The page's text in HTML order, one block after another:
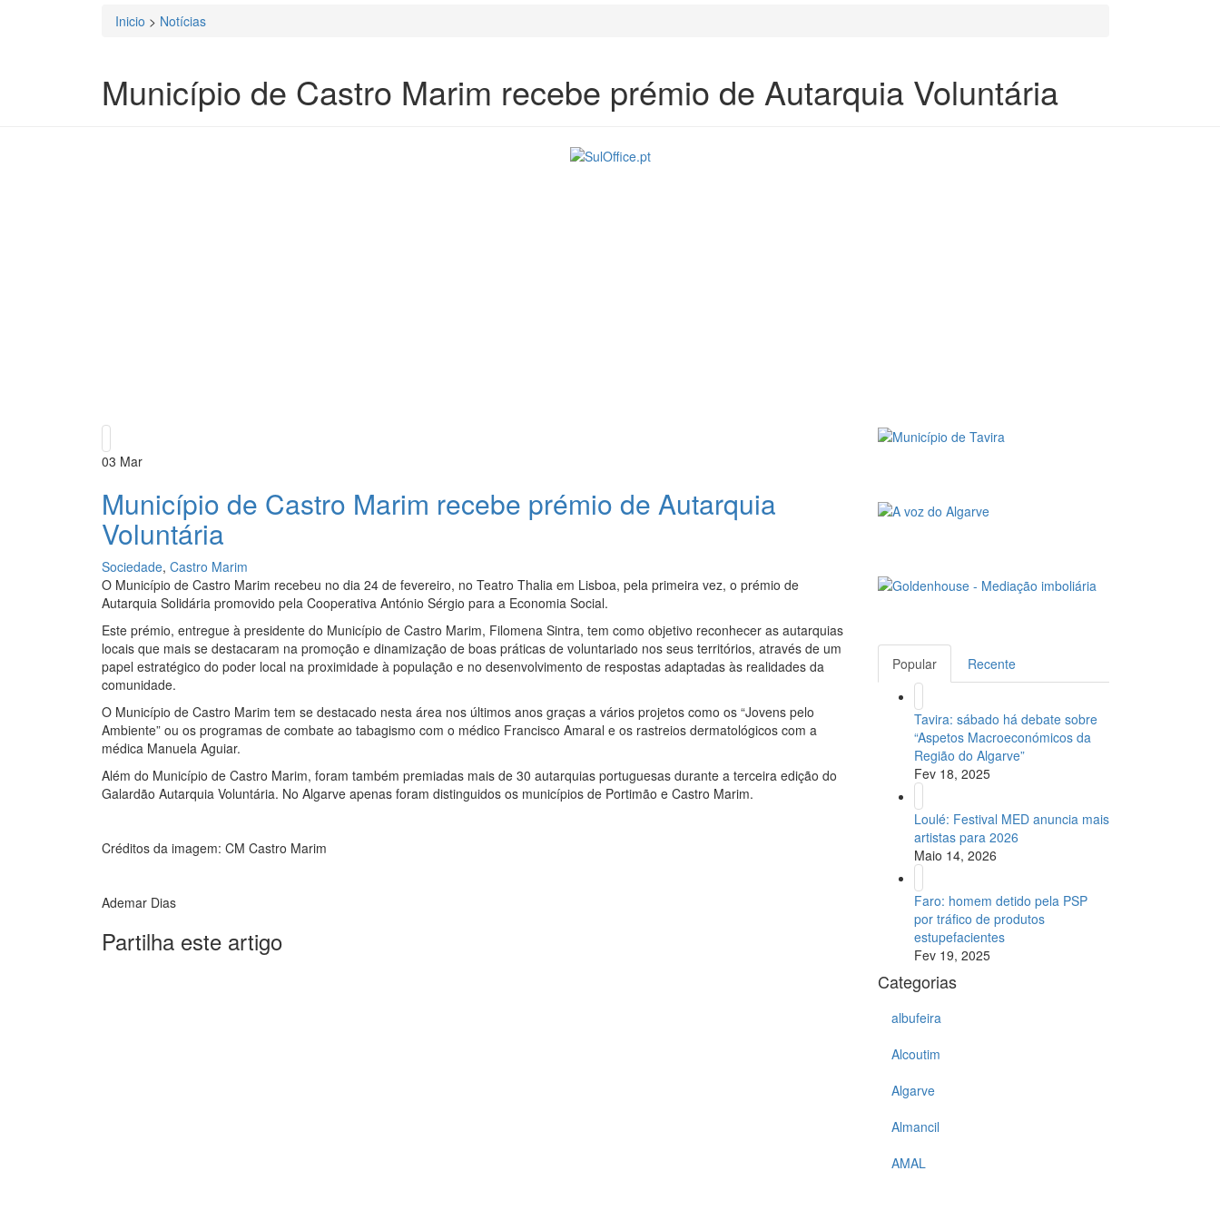
Está aqui
Inicio > Notícias
Município de Castro Marim recebe prémio de Autarquia Voluntária
03 Mar
Município de Castro Marim recebe prémio de Autarquia
Voluntária
Sociedade, Castro Marim
O Município de Castro Marim recebeu no dia 24 de fevereiro, no Teatro Thalia em Lisboa, pela primeira vez, o prémio de
Autarquia Solidária promovido pela Cooperativa António Sérgio para a Economia Social.
Este prémio, entregue à presidente do Município de Castro Marim, Filomena Sintra, tem como objetivo reconhecer as autarquias
locais que mais se destacaram na promoção e dinamização de boas práticas de voluntariado nos seus territórios, através de um
papel estratégico do poder local na proximidade à população e no desenvolvimento de respostas adaptadas às realidades da
comunidade.
O Município de Castro Marim tem se destacado nesta área nos últimos anos graças a vários projetos como os “Jovens pelo
Ambiente” ou os programas de combate ao tabagismo com o médico Francisco Amaral e os rastreios dermatológicos com a
médica Manuela Aguiar.
Além do Município de Castro Marim, foram também premiadas mais de 30 autarquias portuguesas durante a terceira edição do
Galardão Autarquia Voluntária. No Algarve apenas foram distinguidos os municípios de Portimão e Castro Marim.
Créditos da imagem: CM Castro Marim
Ademar Dias
Partilha este artigo
Popular Recente
Tavira: sábado há debate sobre
“Aspetos Macroeconómicos da
Região do Algarve”
Fev 18, 2025
Loulé: Festival MED anuncia mais
artistas para 2026
Maio 14, 2026
Faro: homem detido pela PSP
por tráfico de produtos
estupefacientes
Fev 19, 2025
Categorias
albufeira
Alcoutim
Algarve
Almancil
AMAL